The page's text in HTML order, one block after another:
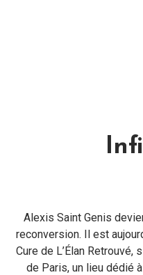
Alexis Saint Genis
reconversion. Il est
Cure de L’Élan Retrouvé,
de Paris, un lieu dédié